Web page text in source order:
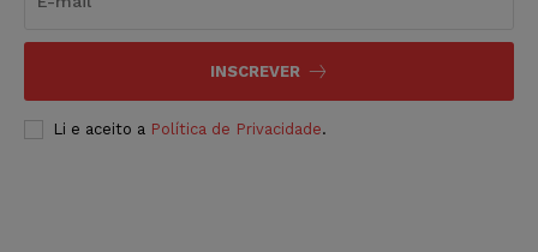
INSCREVER
Li e aceito a Política de Privacidade.